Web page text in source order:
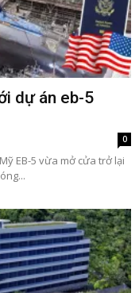
dự án eb-5
0
EB-5 vừa mở cửa trở lại